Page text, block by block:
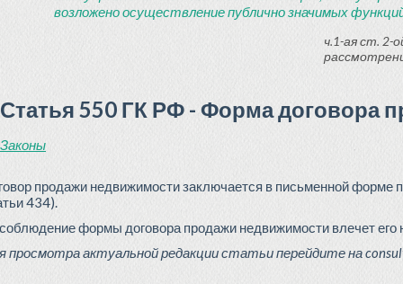
возложено осуществление публично значимых
ч.1-ая ст. 2-
Статья 550 ГК РФ - Форма договора
Законы
продажи недвижимости заключается в письменной форме
434).
формы договора продажи недвижимости влечет его
просмотра актуальной редакции статьи перейдите на